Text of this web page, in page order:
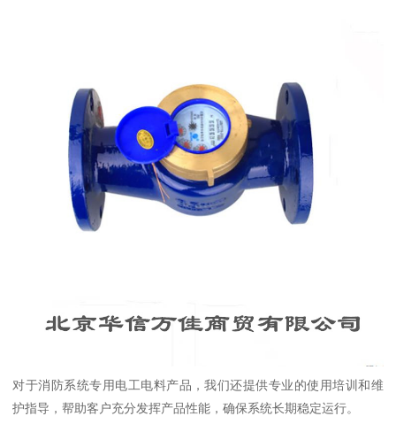
对于消防系统专用电工电料产品，我们还提供专业的使用培训和维
护指导，帮助客户充分发挥产品性能，确保系统长期稳定运行。